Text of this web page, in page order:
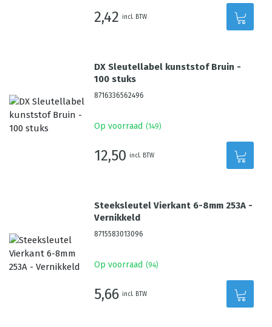
2,42 incl. BTW
DX Sleutellabel kunststof Bruin -
100 stuks
8716336562496
Op voorraad (149)
12,50 incl. BTW
Steeksleutel Vierkant 6-8mm 253A -
Vernikkeld
8715583013096
Op voorraad (94)
5,66 incl. BTW